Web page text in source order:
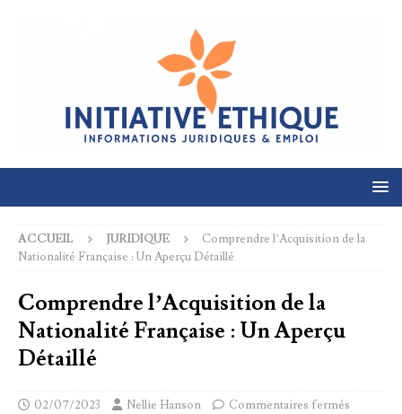
ACCUEIL JURIDIQUE
Comprendre l’Acquisition de la
Nationalité Française : Un Aperçu Détaillé
Comprendre l’Acquisition de la
Nationalité Française : Un Aperçu
Détaillé
02/07/2023 Nellie Hanson Commentaires fermés